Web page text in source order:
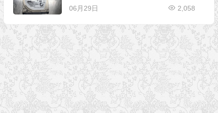
06月29日 2,058